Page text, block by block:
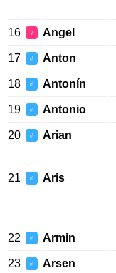
16 ♀ Angel
17 ♂ Anton
18 ♂ Antonín
19 ♂ Antonio
20 ♂ Arian
21 ♂ Aris
22 ♂ Armin
23 ♂ Arsen